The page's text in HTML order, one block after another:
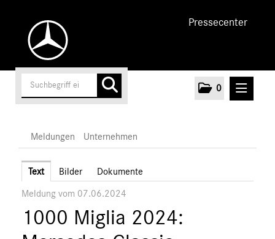
Pressecenter
0
Unternehmen
Marken & Produkte
MEDIA
Meldungen Unternehmen
Text Bilder Dokumente
Meldung vom 07.06.2024
1000 Miglia 2024: